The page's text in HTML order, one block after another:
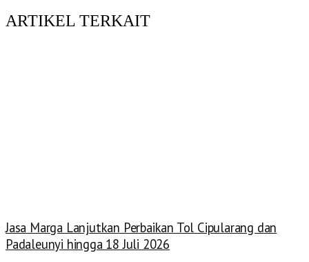
ARTIKEL TERKAIT
Jasa Marga Lanjutkan Perbaikan Tol Cipularang dan
Padaleunyi hingga 18 Juli 2026